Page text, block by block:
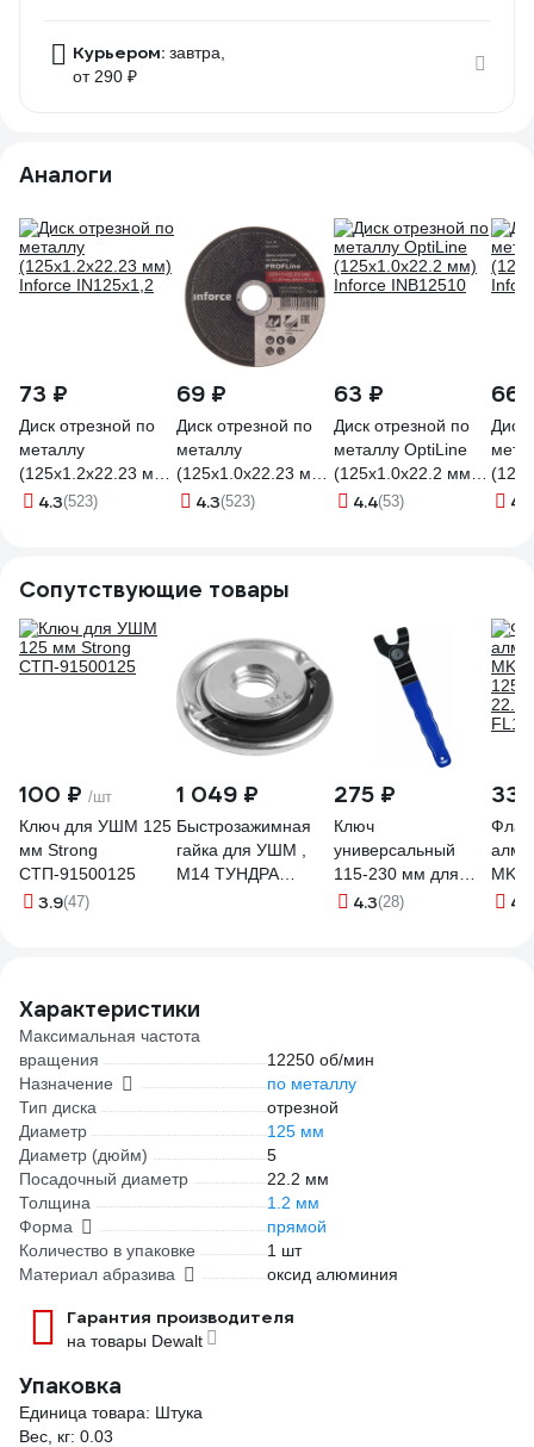
Курьером: завтра,
от 290 ₽
Аналоги
73 ₽
Диск отрезной по
металлу
(125х1.2х22.23 мм)
Inforce IN125x1,2
4.3(523)
69 ₽
Диск отрезной по
металлу
(125х1.0х22.23 мм)
Inforce IN125x1
4.3(523)
63 ₽
Диск отрезной по
металлу OptiLine
(125x1.0x22.2 мм)
Inforce INB12510
4.4(53)
66
Диск
4.4
Сопутствующие товары
100 ₽ /шт
Ключ для УШМ 125
мм Strong
СТП-91500125
3.9(47)
1 049 ₽
Быстрозажимная
гайка для УШМ ,
М14 ТУНДРА
275 ₽
Ключ
универсальный
115-230 мм для
УШМ vertextools
4.3(28) 4.8
Характеристики
Максимальная частота
вращения
12250 об/мин
Назначение
по металлу
Тип диска
отрезной
Диаметр
125 мм
Диаметр (дюйм)
5
Посадочный диаметр
22.2 мм
Толщина
1.2 мм
Форма
прямой
Количество в упаковке
1 шт
Материал абразива
оксид алюминия
Гарантия производителя
на товары Dewalt
Упаковка
Единица товара: Штука
Вес, кг: 0.03